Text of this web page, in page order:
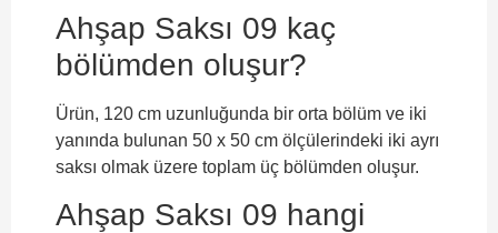
Ahşap Saksı 09 kaç
bölümden oluşur?
Ürün, 120 cm uzunluğunda bir orta bölüm ve iki
yanında bulunan 50 x 50 cm ölçülerindeki iki ayrı
saksı olmak üzere toplam üç bölümden oluşur.
Ahşap Saksı 09 hangi